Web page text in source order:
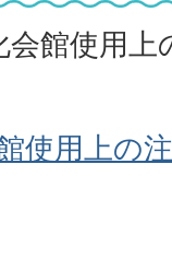
会館使用
使用上の